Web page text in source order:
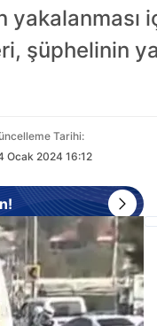
şüphelinin
Tarihi:
Ocak 2024 16:12